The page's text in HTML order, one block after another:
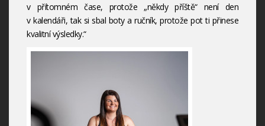
v přítomném čase, protože „někdy příště“ není den
v kalendáři, tak si sbal boty a ručník, protože pot ti přinese
kvalitní výsledky.“